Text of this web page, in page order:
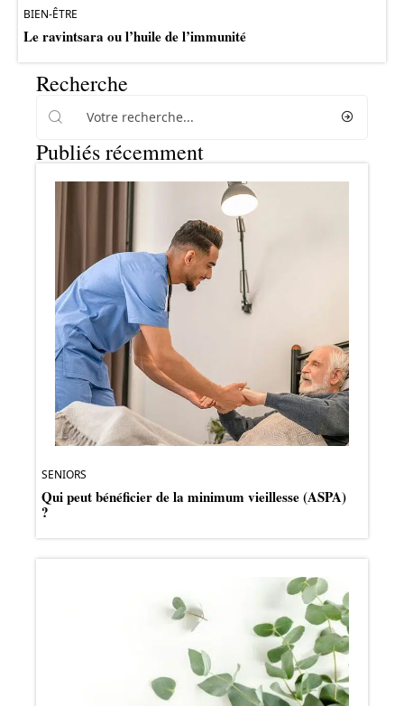
BIEN-ÊTRE
Le ravintsara ou l’huile de l’immunité
Recherche
Publiés récemment
SENIORS
Qui peut bénéficier de la minimum vieillesse (ASPA)
?